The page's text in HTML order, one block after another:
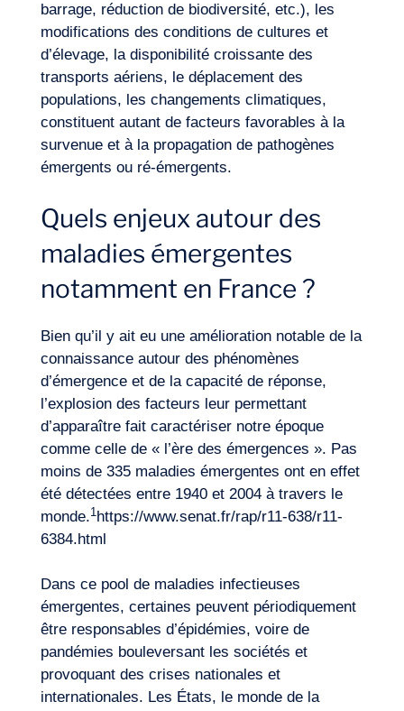
Envie d’embarquer ?
barrage, réduction de biodiversité, etc.), les
modifications des conditions de cultures et
d’élevage, la disponibilité croissante des
transports aériens, le déplacement des
populations, les changements climatiques,
constituent autant de facteurs favorables à la
survenue et à la propagation de pathogènes
émergents ou ré-émergents.
Quels enjeux autour des
maladies émergentes
notamment en France ?
Bien qu’il y ait eu une amélioration notable de la
connaissance autour des phénomènes
d’émergence et de la capacité de réponse,
l’explosion des facteurs leur permettant
d’apparaître fait caractériser notre époque
comme celle de « l’ère des émergences ». Pas
moins de 335 maladies émergentes ont en effet
été détectées entre 1940 et 2004 à travers le
monde.1https://www.senat.fr/rap/r11-638/r11-
6384.html
Dans ce pool de maladies infectieuses
émergentes, certaines peuvent périodiquement
être responsables d’épidémies, voire de
pandémies bouleversant les sociétés et
provoquant des crises nationales et
internationales. Les États, le monde de la